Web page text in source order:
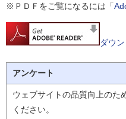
※ＰＤＦをご覧になるには「
ダウ
アンケート
ウェブサイトの品質向上のた
ください。